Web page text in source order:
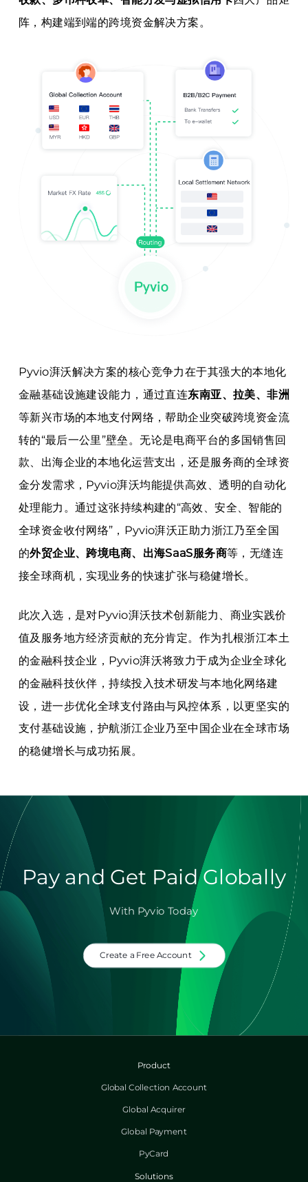
阵，构建端到端的跨境资金解决方案。
Pyvio湃沃解决方案的核心竞争力在于其强大的本地化
金融基础设施建设能力，通过直连东南亚、拉美、非洲
等新兴市场的本地支付网络，帮助企业突破跨境资金流
转的“最后一公里”壁垒。无论是电商平台的多国销售回
款、出海企业的本地化运营支出，还是服务商的全球资
金分发需求，Pyvio湃沃均能提供高效、透明的自动化
处理能力。通过这张持续构建的“高效、安全、智能的
全球资金收付网络”，Pyvio湃沃正助力浙江乃至全国
的外贸企业、跨境电商、出海SaaS服务商等，无缝连
接全球商机，实现业务的快速扩张与稳健增长。
此次入选，是对Pyvio湃沃技术创新能力、商业实践价
值及服务地方经济贡献的充分肯定。作为扎根浙江本土
的金融科技企业，Pyvio湃沃将致力于成为企业全球化
的金融科技伙伴，持续投入技术研发与本地化网络建
设，进一步优化全球支付路由与风控体系，以更坚实的
支付基础设施，护航浙江企业乃至中国企业在全球市场
的稳健增长与成功拓展。
Pay and Get Paid Globally
With Pyvio Today
Create a Free Account
Product
Global Collection Account
Global Acquirer
Global Payment
PyCard
Solutions